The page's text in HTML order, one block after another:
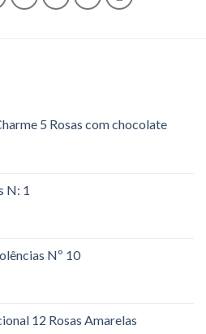
5 Rosas com chocolate
N: 1
Nº 10
12 Rosas Amarelas